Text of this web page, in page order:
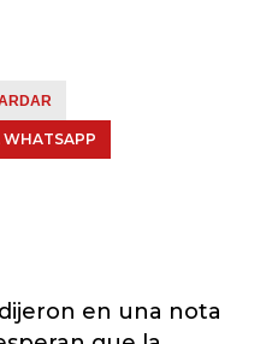
WHATSAPP
en una nota